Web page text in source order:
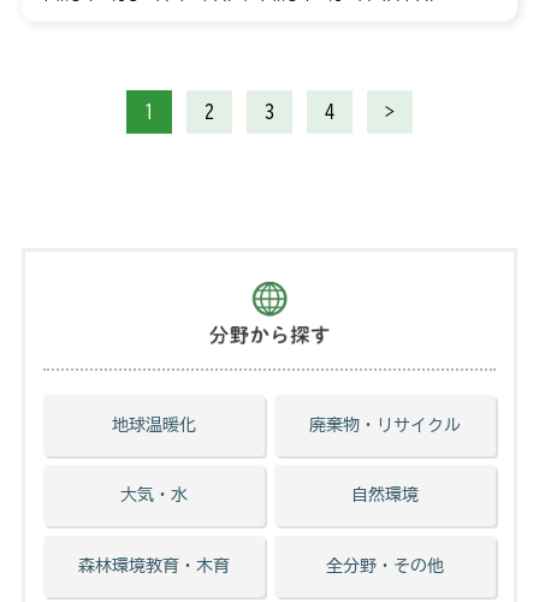
1 2 3 4 >
地球温暖化 廃棄物・リサイクル
大気・水 自然環境
森林環境教育・木育 全分野・その他